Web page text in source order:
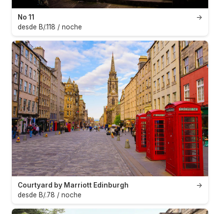
→
No 11
desde B/.118 / noche
→
Courtyard by Marriott Edinburgh
desde B/.78 / noche